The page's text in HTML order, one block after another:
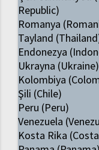
Republic)
Romanya
Tayland
Endonezya
Ukrayna (Ukraine)
Kolombiya
Şili (Chile)
Peru (Peru)
Venezuela
Kosta Rika